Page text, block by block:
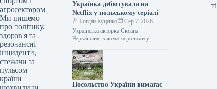
агросектором.
Ми пишемо
про політику,
здоров'я та
резонансні
інциденти,
стежачи за
пульсом
країни
Українка дебютувала на
Netflix у польському серіалі
Богдан Куценко
Сер 7, 2026
Українська акторка Оксана
Черкашина, відома за ролями у
«Клондайк», взяла участь у третьому
сезоні польського серіалу…
Посольство України вимагає
ті